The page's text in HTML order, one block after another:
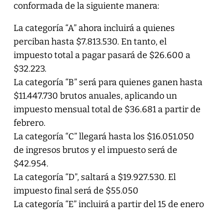
conformada de la siguiente manera:
La categoría “A” ahora incluirá a quienes
perciban hasta $7.813.530. En tanto, el
impuesto total a pagar pasará de $26.600 a
$32.223.
La categoría “B” será para quienes ganen hasta
$11.447.730 brutos anuales, aplicando un
impuesto mensual total de $36.681 a partir de
febrero.
La categoría “C” llegará hasta los $16.051.050
de ingresos brutos y el impuesto será de
$42.954.
La categoría “D”, saltará a $19.927.530. El
impuesto final será de $55.050
La categoría “E” incluirá a partir del 15 de enero